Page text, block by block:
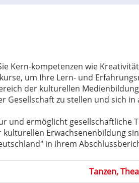
Kern-kompetenzen wie
um Ihre Lern- und
der kulturellen
Gesellschaft zu stellen und sich in
und ermöglicht gesellschaftliche
Erwachsenenbildung
in ihrem
Tanzen,